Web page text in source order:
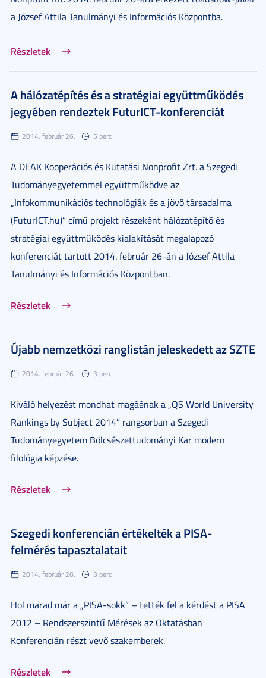
a József Attila Tanulmányi és Információs Központba.
Részletek
A hálózatépítés és a stratégiai együttműködés
jegyében rendeztek FuturICT-konferenciát
2014. február 26. 5 perc
A DEAK Kooperációs és Kutatási Nonprofit Zrt. a Szegedi
Tudományegyetemmel együttműködve az
„Infokommunikációs technológiák és a jövő társadalma
(FuturICT.hu)” című projekt részeként hálózatépítő és
stratégiai együttműködés kialakítását megalapozó
konferenciát tartott 2014. február 26-án a József Attila
Tanulmányi és Információs Központban.
Részletek
Újabb nemzetközi ranglistán jeleskedett az SZTE
2014. február 26. 3 perc
Kiváló helyezést mondhat magáénak a „QS World University
Rankings by Subject 2014” rangsorban a Szegedi
Tudományegyetem Bölcsészettudományi Kar modern
filológia képzése.
Részletek
Szegedi konferencián értékelték a PISA-
felmérés tapasztalatait
2014. február 26. 3 perc
Hol marad már a „PISA-sokk” – tették fel a kérdést a PISA
2012 – Rendszerszintű Mérések az Oktatásban
Konferencián részt vevő szakemberek.
Részletek